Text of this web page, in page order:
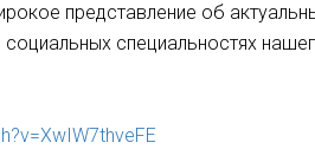
представление об
специальностях